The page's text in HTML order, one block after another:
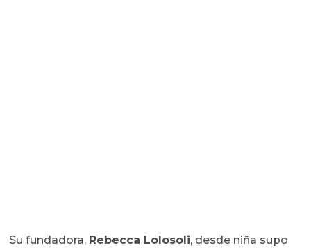
Su fundadora, Rebecca Lolosoli, desde niña supo